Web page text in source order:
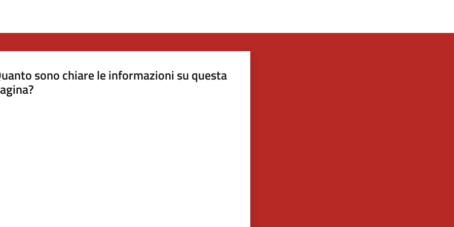
sono chiare le informazioni su questa